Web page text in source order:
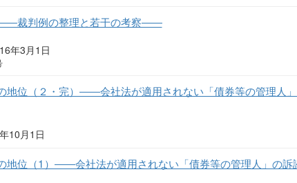
裁判例の整理と若干の考察――
年3月1日
地位（２・完）――会社法が適用されない「債券等の管理人
10月1日
地位（1）――会社法が適用されない「債券等の管理人」の訴